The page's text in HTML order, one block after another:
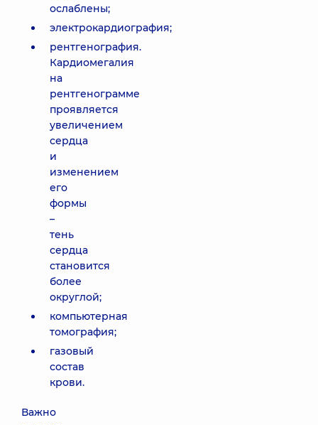
ослаблены;
электрокардиография;
рентгенография.
Кардиомегалия
на
рентгенограмме
проявляется
увеличением
сердца
и
изменением
его
формы
–
тень
сердца
становится
более
округлой;
компьютерная
томография;
газовый
состав
крови.
Важно